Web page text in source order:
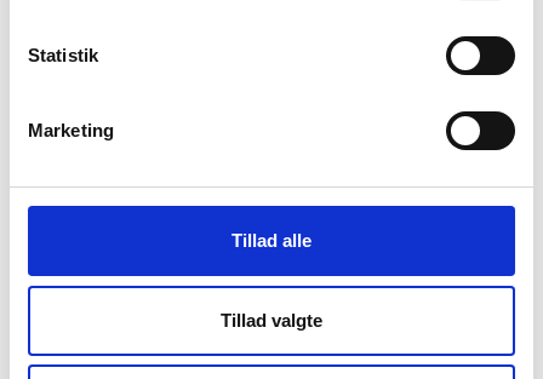
Statistik
Marketing
Tillad alle
Tillad valgte
forværredes af faderens drikkeri, og Andersen Nexø
har senere i sine erindringer tillagt moderen æren for,
Da han var otte år flyttede familien til Bornholm, hvor
han hurtigt måtte ud at tjene som vogterdreng. Til
trods for, at han var åbenlyst bogligt begavet, kom
Andersen Nexø i skomagerlære, men efter en række
højskoleophold og en langvarig rekreationsrejse
var forfatter, han skulle være – så han kunne tale de
undertryktes sag. Andersen Nexø var dybt berørt af at